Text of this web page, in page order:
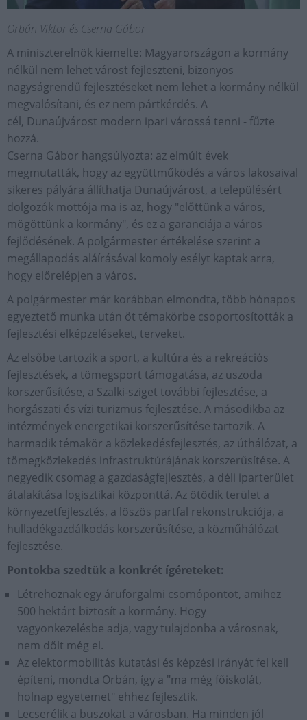
Orbán Viktor és Cserna Gábor
A miniszterelnök kiemelte: Magyarországon a kormány
nélkül nem lehet várost fejleszteni, bizonyos
nagyságrendű fejlesztéseket nem lehet a kormány nélkül
megvalósítani, és ez nem pártkérdés. A
cél, Dunaújvárost modern ipari várossá tenni - fűzte
hozzá.
Cserna Gábor hangsúlyozta: az elmúlt évek
megmutatták, hogy az együttműködés a város lakosaival
sikeres pályára állíthatja Dunaújvárost, a településért
dolgozók mottója ma is az, hogy "előttünk a város,
mögöttünk a kormány", és ez a garanciája a város
fejlődésének. A polgármester értékelése szerint a
megállapodás aláírásával komoly esélyt kaptak arra,
hogy előrelépjen a város.
A polgármester már korábban elmondta, több hónapos
egyeztető munka után öt témakörbe csoportosították a
fejlesztési elképzeléseket, terveket.
Az elsőbe tartozik a sport, a kultúra és a rekreációs
fejlesztések, a tömegsport támogatása, az uszoda
korszerűsítése, a Szalki-sziget további fejlesztése, a
horgászati és vízi turizmus fejlesztése. A másodikba az
intézmények energetikai korszerűsítése tartozik. A
harmadik témakör a közlekedésfejlesztés, az úthálózat, a
tömegközlekedés infrastruktúrájának korszerűsítése. A
negyedik csomag a gazdaságfejlesztés, a déli iparterület
átalakítása logisztikai központtá. Az ötödik terület a
környezetfejlesztés, a löszös partfal rekonstrukciója, a
hulladékgazdálkodás korszerűsítése, a közműhálózat
fejlesztése.
Pontokba szedtük a konkrét ígéreteket:
Létrehoznak egy áruforgalmi csomópontot, amihez
500 hektárt biztosít a kormány. Hogy
vagyonkezelésbe adja, vagy tulajdonba a városnak,
nem dőlt még el.
Az elektormobilitás kutatási és képzési irányát fel kell
építeni, mondta Orbán, így a "ma még főiskolát,
holnap egyetemet" ehhez fejlesztik.
Lecserélik a buszokat a városban. Ha minden jól